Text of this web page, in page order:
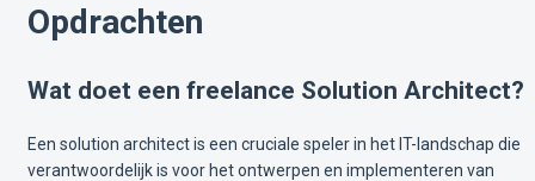
Opdrachten
Wat doet een freelance Solution Architect?
Een solution architect is een cruciale speler in het IT-landschap die
verantwoordelijk is voor het ontwerpen en implementeren van